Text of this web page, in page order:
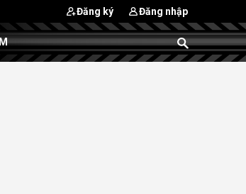
Đăng ký Đăng nhập